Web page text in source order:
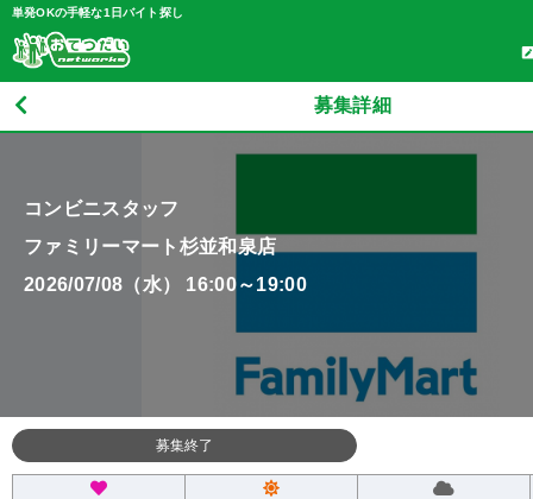
単発OKの手軽な1日バイト探し
募集詳細
コンビニスタッフ
ファミリーマート杉並和泉店
2026/07/08（水） 16:00～19:00
募集終了